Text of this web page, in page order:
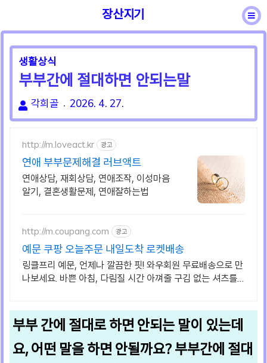
장산지기
바른용어
생활상식
부부간에 절대하면 안되는말
각희골 2026. 4. 27.
http://m.loveact.kr 광고
연애 부부문제해결 러브액트
연애상담, 재회상담, 연애조작, 이성마음
알기, 결혼생활문제, 연애잘하는법
http://m.coupang.com 광고
예문 쿠팡 오늘주문 내일도착 로켓배송
링클프리 예문, 언제나 깔끔한 핏! 와우회원 무료배송으로 만
나보세요. 바쁜 아침, 다림질 시간 아껴줄 구김 없는 셔츠를
부부 간에 절대로 하면 안되는 말이 있는데
요, 어떤 말을 하면 안될까요? 부부간에 절대